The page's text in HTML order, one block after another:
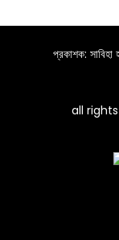
প্রকাশক: সাবিহা
all